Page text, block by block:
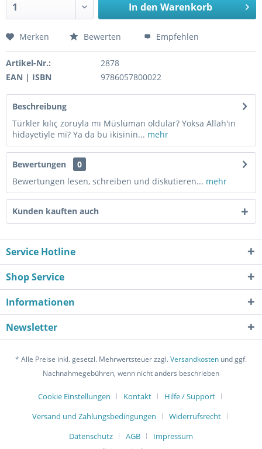
In den Warenkorb
Merken Bewerten Empfehlen
Artikel-Nr.:
2878
EAN | ISBN
9786057800022
Beschreibung
Türkler kılıç zoruyla mı Müslüman oldular? Yoksa Allah'ın
hidayetiyle mi? Ya da bu ikisinin... mehr
Bewertungen
0
Bewertungen lesen, schreiben und diskutieren... mehr
Kunden kauften auch
Service Hotline
Shop Service
Informationen
Newsletter
* Alle Preise inkl. gesetzl. Mehrwertsteuer zzgl.Versandkosten und ggf.
Nachnahmegebühren, wenn nicht anders beschrieben
Cookie Einstellungen Kontakt
Hilfe / Support
Versand und Zahlungsbedingungen
Widerrufsrecht
Datenschutz
AGB
Impressum